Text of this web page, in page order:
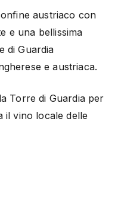
austriaco con
e una bellissima
di Guardia
e austriaca.
Torre di Guardia per
il vino locale delle